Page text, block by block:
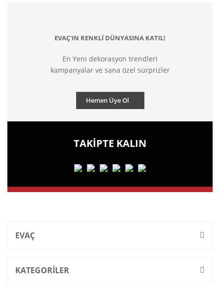
EVAÇ'IN RENKLİ DÜNYASINA KATIL!
En Yeni dekorasyon trendleri
kampanyalar ve sana özel sürprizler
Hemen Üye Ol
TAKİPTE KALIN
EVAÇ
KATEGORİLER